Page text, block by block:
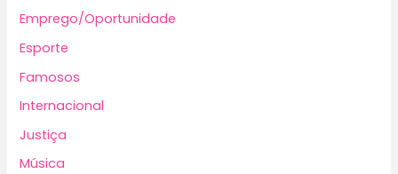
Emprego/Oportunidade
Esporte
Famosos
Internacional
Justiça
Música